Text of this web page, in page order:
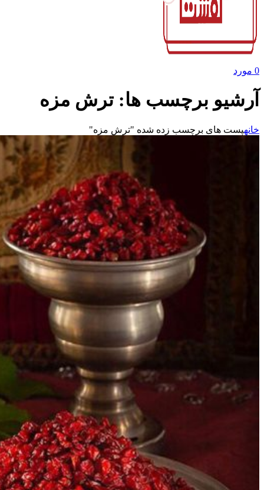
0 مورد
آرشیو برچسب ها: ترش مزه
خانهپست های برچسب زده شده "ترش مزه"